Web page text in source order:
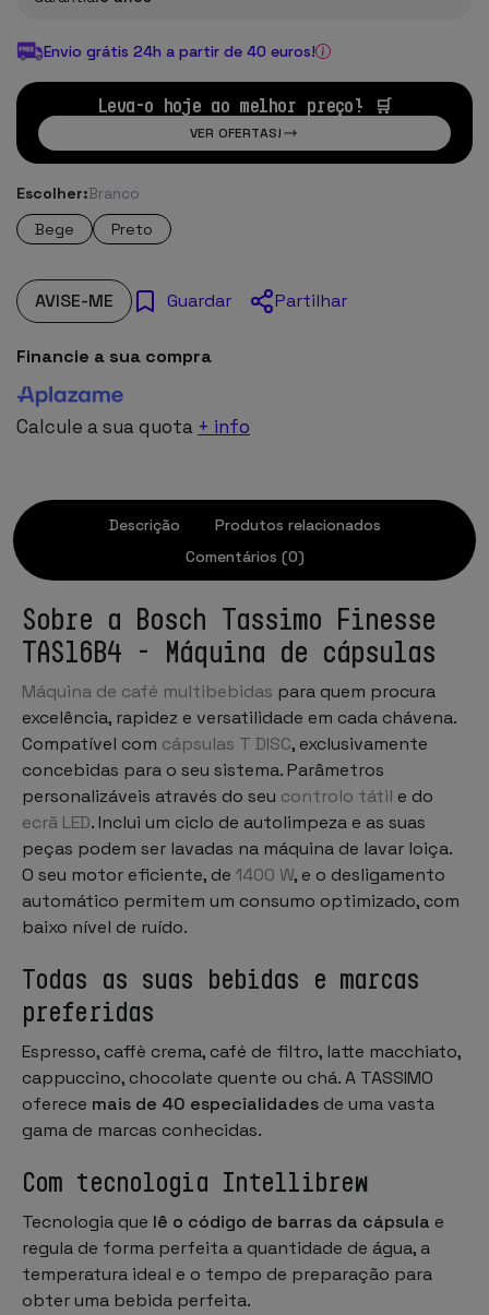
Envio grátis 24h a partir de 40 euros!
Leva-o hoje ao melhor preço! 🛒
VER OFERTAS!
Escolher:Branco
Bege
Preto
AVISE-ME Guardar Partilhar
Financie a sua compra
Calcule a sua quota + info
Descrição
Produtos relacionados
Comentários (0)
Sobre a Bosch Tassimo Finesse
TAS16B4 - Máquina de cápsulas
Máquina de café multibebidas para quem procura
excelência, rapidez e versatilidade em cada chávena.
Compatível com cápsulas T DISC, exclusivamente
concebidas para o seu sistema. Parâmetros
personalizáveis através do seu controlo tátil e do
ecrã LED. Inclui um ciclo de autolimpeza e as suas
peças podem ser lavadas na máquina de lavar loiça.
O seu motor eficiente, de 1400 W, e o desligamento
automático permitem um consumo optimizado, com
baixo nível de ruído.
Todas as suas bebidas e marcas
preferidas
Espresso, caffè crema, café de filtro, latte macchiato,
cappuccino, chocolate quente ou chá. A TASSIMO
oferece mais de 40 especialidades de uma vasta
gama de marcas conhecidas.
Com tecnologia Intellibrew
Tecnologia que lê o código de barras da cápsula e
regula de forma perfeita a quantidade de água, a
temperatura ideal e o tempo de preparação para
obter uma bebida perfeita.